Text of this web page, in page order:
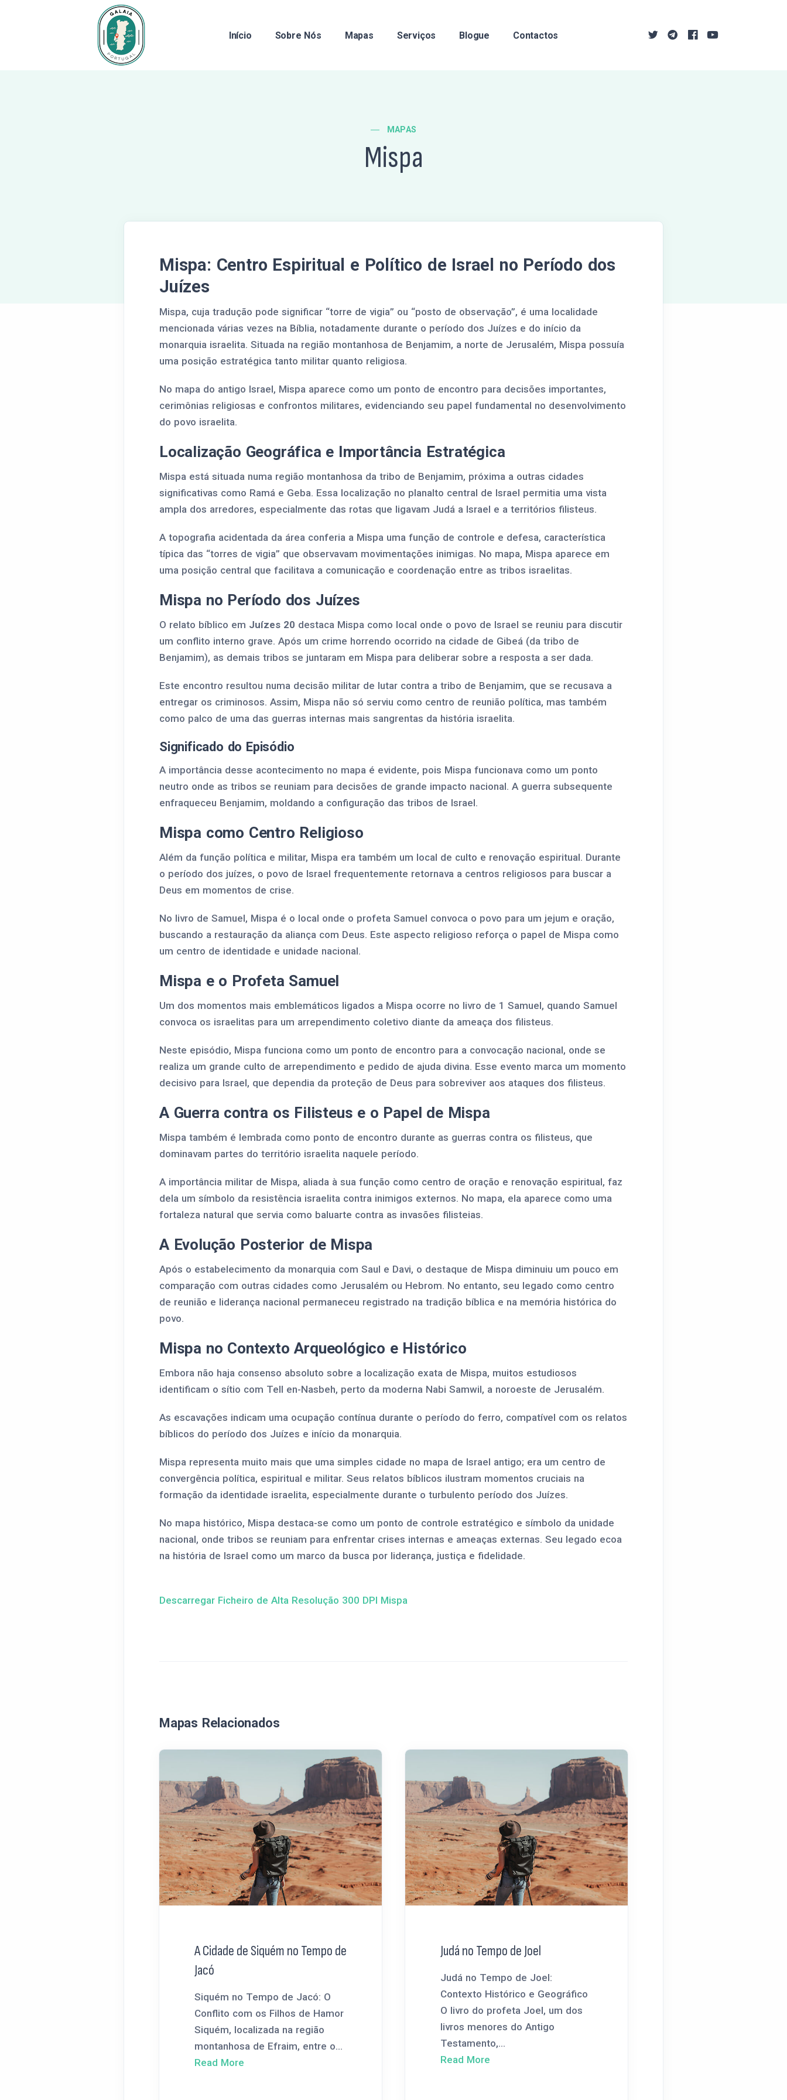
Início Sobre Nós Mapas Serviços Blogue Contactos
MAPAS
Mispa
Mispa: Centro Espiritual e Político de Israel no Período dos
Juízes
Mispa, cuja tradução pode significar “torre de vigia” ou “posto de observação”, é uma localidade
mencionada várias vezes na Bíblia, notadamente durante o período dos Juízes e do início da
monarquia israelita. Situada na região montanhosa de Benjamim, a norte de Jerusalém, Mispa possuía
uma posição estratégica tanto militar quanto religiosa.
No mapa do antigo Israel, Mispa aparece como um ponto de encontro para decisões importantes,
cerimônias religiosas e confrontos militares, evidenciando seu papel fundamental no desenvolvimento
do povo israelita.
Localização Geográfica e Importância Estratégica
Mispa está situada numa região montanhosa da tribo de Benjamim, próxima a outras cidades
significativas como Ramá e Geba. Essa localização no planalto central de Israel permitia uma vista
ampla dos arredores, especialmente das rotas que ligavam Judá a Israel e a territórios filisteus.
A topografia acidentada da área conferia a Mispa uma função de controle e defesa, característica
típica das “torres de vigia” que observavam movimentações inimigas. No mapa, Mispa aparece em
uma posição central que facilitava a comunicação e coordenação entre as tribos israelitas.
Mispa no Período dos Juízes
O relato bíblico em Juízes 20 destaca Mispa como local onde o povo de Israel se reuniu para discutir
um conflito interno grave. Após um crime horrendo ocorrido na cidade de Gibeá (da tribo de
Benjamim), as demais tribos se juntaram em Mispa para deliberar sobre a resposta a ser dada.
Este encontro resultou numa decisão militar de lutar contra a tribo de Benjamim, que se recusava a
entregar os criminosos. Assim, Mispa não só serviu como centro de reunião política, mas também
como palco de uma das guerras internas mais sangrentas da história israelita.
Significado do Episódio
A importância desse acontecimento no mapa é evidente, pois Mispa funcionava como um ponto
neutro onde as tribos se reuniam para decisões de grande impacto nacional. A guerra subsequente
enfraqueceu Benjamim, moldando a configuração das tribos de Israel.
Mispa como Centro Religioso
Além da função política e militar, Mispa era também um local de culto e renovação espiritual. Durante
o período dos juízes, o povo de Israel frequentemente retornava a centros religiosos para buscar a
Deus em momentos de crise.
No livro de Samuel, Mispa é o local onde o profeta Samuel convoca o povo para um jejum e oração,
buscando a restauração da aliança com Deus. Este aspecto religioso reforça o papel de Mispa como
um centro de identidade e unidade nacional.
Mispa e o Profeta Samuel
Um dos momentos mais emblemáticos ligados a Mispa ocorre no livro de 1 Samuel, quando Samuel
convoca os israelitas para um arrependimento coletivo diante da ameaça dos filisteus.
Neste episódio, Mispa funciona como um ponto de encontro para a convocação nacional, onde se
realiza um grande culto de arrependimento e pedido de ajuda divina. Esse evento marca um momento
decisivo para Israel, que dependia da proteção de Deus para sobreviver aos ataques dos filisteus.
A Guerra contra os Filisteus e o Papel de Mispa
Mispa também é lembrada como ponto de encontro durante as guerras contra os filisteus, que
dominavam partes do território israelita naquele período.
A importância militar de Mispa, aliada à sua função como centro de oração e renovação espiritual, faz
dela um símbolo da resistência israelita contra inimigos externos. No mapa, ela aparece como uma
fortaleza natural que servia como baluarte contra as invasões filisteias.
A Evolução Posterior de Mispa
Após o estabelecimento da monarquia com Saul e Davi, o destaque de Mispa diminuiu um pouco em
comparação com outras cidades como Jerusalém ou Hebrom. No entanto, seu legado como centro
de reunião e liderança nacional permaneceu registrado na tradição bíblica e na memória histórica do
povo.
Mispa no Contexto Arqueológico e Histórico
Embora não haja consenso absoluto sobre a localização exata de Mispa, muitos estudiosos
identificam o sítio com Tell en-Nasbeh, perto da moderna Nabi Samwil, a noroeste de Jerusalém.
As escavações indicam uma ocupação contínua durante o período do ferro, compatível com os relatos
bíblicos do período dos Juízes e início da monarquia.
Mispa representa muito mais que uma simples cidade no mapa de Israel antigo; era um centro de
convergência política, espiritual e militar. Seus relatos bíblicos ilustram momentos cruciais na
formação da identidade israelita, especialmente durante o turbulento período dos Juízes.
No mapa histórico, Mispa destaca-se como um ponto de controle estratégico e símbolo da unidade
nacional, onde tribos se reuniam para enfrentar crises internas e ameaças externas. Seu legado ecoa
na história de Israel como um marco da busca por liderança, justiça e fidelidade.
Descarregar Ficheiro de Alta Resolução 300 DPI Mispa
Mapas Relacionados
A Cidade de Siquém no Tempo de
Jacó
Siquém no Tempo de Jacó: O
Conflito com os Filhos de Hamor
Siquém, localizada na região
montanhosa de Efraim, entre o...
Read More
Judá no Tempo de Joel
Judá no Tempo de Joel:
Contexto Histórico e Geográfico
O livro do profeta Joel, um dos
livros menores do Antigo
Testamento,...
Read More